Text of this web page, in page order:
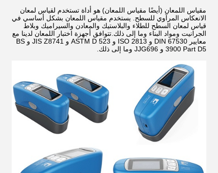
مقياس اللمعان (أيضًا مقياس اللمعان) هو أداة تستخدم لقياس لمعان
الانعكاس المرآوي للسطح. يستخدم مقياس اللمعان بشكل أساسي في
قياس لمعان السطح للطلاء والبلاستيك والمعادن والسيراميك وبلاط
الجرانيت ومواد البناء وما إلى ذلك.تتوافق أجهزة اختبار اللمعان لدينا مع
معايير DIN 67530 و ISO 2813 و ASTM D 523 و JIS Z8741 و BS
3900 Part D5 و JJG696 وما إلى ذلك.